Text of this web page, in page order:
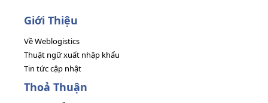
Giới Thiệu
Về Weblogistics
Thuật ngữ xuất nhập khẩu
Tin tức cập nhật
Thoả Thuận